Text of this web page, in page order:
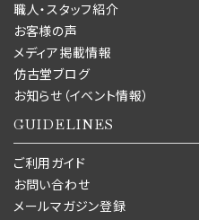
職人・スタッフ紹介
お客様の声
メディア掲載情報
仿古堂ブログ
お知らせ（イベント情報）
GUIDELINES
ご利用ガイド
お問い合わせ
メールマガジン登録